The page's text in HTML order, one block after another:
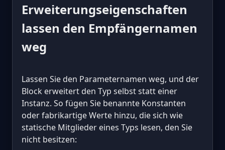
Erweiterungseigenschaften
lassen den Empfängernamen
weg
Lassen Sie den Parameternamen weg, und der
Block erweitert den Typ selbst statt einer
Instanz. So fügen Sie benannte Konstanten
oder fabrikartige Werte hinzu, die sich wie
statische Mitglieder eines Typs lesen, den Sie
nicht besitzen: